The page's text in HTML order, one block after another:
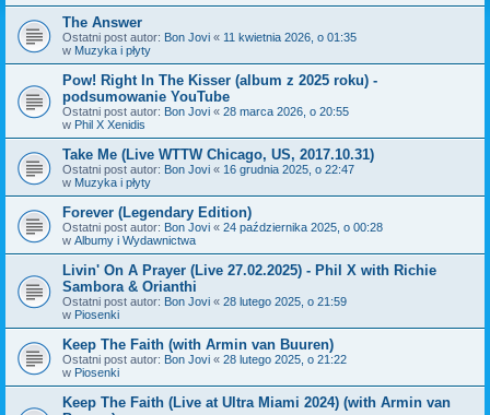
The Answer
Ostatni post autor: Bon Jovi « 11 kwietnia 2026, o 01:35
w Muzyka i płyty
Pow! Right In The Kisser (album z 2025 roku) -
podsumowanie YouTube
Ostatni post autor: Bon Jovi « 28 marca 2026, o 20:55
w Phil X Xenidis
Take Me (Live WTTW Chicago, US, 2017.10.31)
Ostatni post autor: Bon Jovi « 16 grudnia 2025, o 22:47
w Muzyka i płyty
Forever (Legendary Edition)
Ostatni post autor: Bon Jovi « 24 października 2025, o 00:28
w Albumy i Wydawnictwa
Livin' On A Prayer (Live 27.02.2025) - Phil X with Richie
Sambora & Orianthi
Ostatni post autor: Bon Jovi « 28 lutego 2025, o 21:59
w Piosenki
Keep The Faith (with Armin van Buuren)
Ostatni post autor: Bon Jovi « 28 lutego 2025, o 21:22
w Piosenki
Keep The Faith (Live at Ultra Miami 2024) (with Armin van